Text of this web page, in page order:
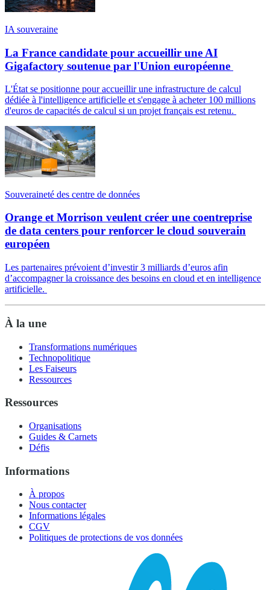
IA souveraine
La France candidate pour accueillir une AI
Gigafactory soutenue par l'Union européenne
L'État se positionne pour accueillir une infrastructure de calcul
dédiée à l'intelligence artificielle et s'engage à acheter 100 millions
d'euros de capacités de calcul si un projet français est retenu.
Souveraineté des centre de données
Orange et Morrison veulent créer une coentreprise
de data centers pour renforcer le cloud souverain
européen
Les partenaires prévoient d’investir 3 milliards d’euros afin
d’accompagner la croissance des besoins en cloud et en intelligence
artificielle.
À la une
Transformations numériques
Technopolitique
Les Faiseurs
Ressources
Ressources
Organisations
Guides & Carnets
Défis
Informations
À propos
Nous contacter
Informations légales
CGV
Politiques de protections de vos données